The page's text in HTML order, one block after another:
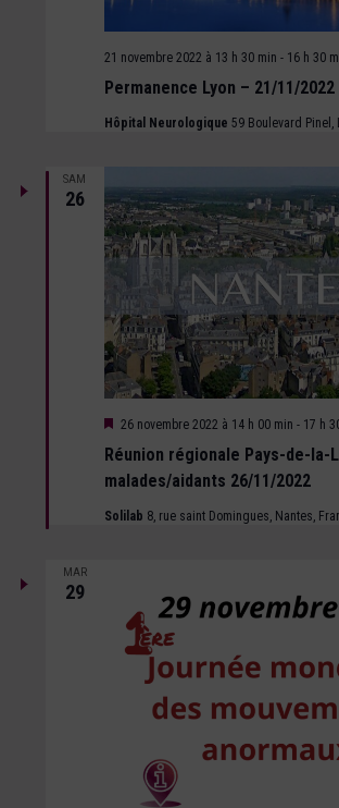
Permanence Lyon – 21/11/2022
21 novembre 2022 à 13 h 30 min - 16 h 30
Hôpital Neurologique 59 Boulevard Pinel,
SAM
26
Réunion régionale Pays-de-la-
malades/aidants 26/11/2022
Mis
avant
26 novembre 2022 à 14 h 00 min - 17 h
Solilab 8, rue saint Domingues, Nantes,
MAR
29